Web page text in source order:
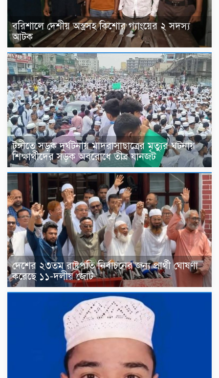
বরিশালে দেশীয় অস্ত্রসহ কিশোর গ্যাংয়ের ২ সদস্য
আটক
টঙ্গীতে সড়ক দুর্ঘটনায় মাদরাসাছাত্রের মৃত্যুর ঘটনায়
শিক্ষার্থীদের সড়ক অবরোধে তীব্র যানজট
দেশের ২৩তম রাষ্ট্রপতি নির্বাচনের জন্য প্রার্থী ঘোষণা
করেছে ১১-দলীয় জোট